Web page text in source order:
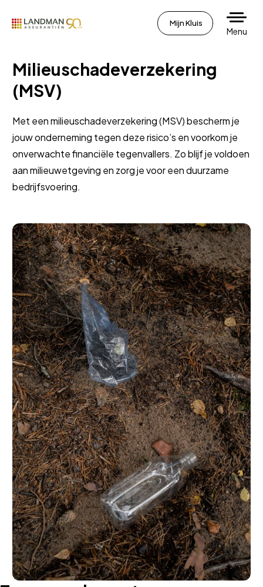
Mijn Kluis
Menu
Milieuschadeverzekering
(MSV)
Met een milieuschadeverzekering (MSV) bescherm je
jouw onderneming tegen deze risico’s en voorkom je
onverwachte financiële tegenvallers. Zo blijf je voldoen
aan milieuwetgeving en zorg je voor een duurzame
bedrijfsvoering.